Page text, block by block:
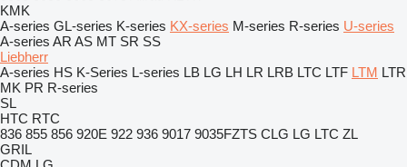
KMK
A-series GL-series K-series KX-series M-series R-series U-series
A-series AR AS MT SR SS
Liebherr
A-series HS K-Series L-series LB LG LH LR LRB LTC LTF LTM LTR
MK PR R-series
SL
HTC RTC
836 855 856 920E 922 936 9017 9035FZTS CLG LG LTC ZL
GRIL